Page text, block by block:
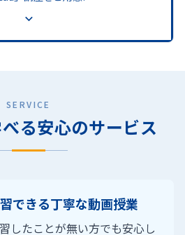
SERVICE
る安心のサービス
できる丁寧な動画授業
したことが無い方でも安心し